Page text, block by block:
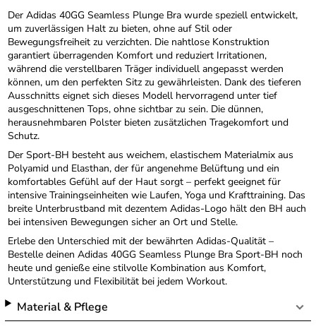
Der Adidas 40GG Seamless Plunge Bra wurde speziell entwickelt,
um zuverlässigen Halt zu bieten, ohne auf Stil oder
Bewegungsfreiheit zu verzichten. Die nahtlose Konstruktion
garantiert überragenden Komfort und reduziert Irritationen,
während die verstellbaren Träger individuell angepasst werden
können, um den perfekten Sitz zu gewährleisten. Dank des tieferen
Ausschnitts eignet sich dieses Modell hervorragend unter tief
ausgeschnittenen Tops, ohne sichtbar zu sein. Die dünnen,
herausnehmbaren Polster bieten zusätzlichen Tragekomfort und
Schutz.
Der Sport-BH besteht aus weichem, elastischem Materialmix aus
Polyamid und Elasthan, der für angenehme Belüftung und ein
komfortables Gefühl auf der Haut sorgt – perfekt geeignet für
intensive Trainingseinheiten wie Laufen, Yoga und Krafttraining. Das
breite Unterbrustband mit dezentem Adidas-Logo hält den BH auch
bei intensiven Bewegungen sicher an Ort und Stelle.
Erlebe den Unterschied mit der bewährten Adidas-Qualität –
Bestelle deinen Adidas 40GG Seamless Plunge Bra Sport-BH noch
heute und genieße eine stilvolle Kombination aus Komfort,
Unterstützung und Flexibilität bei jedem Workout.
Material & Pflege